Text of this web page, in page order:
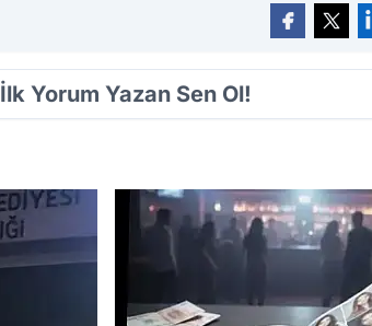
İlk Yorum Yazan Sen Ol!